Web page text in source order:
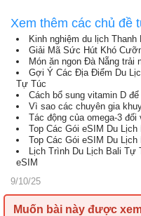
Xem thêm các chủ đề
Kinh nghiệm du lịch
Giải Mã Sức Hút Khó
Món ăn ngon Đà Nẵng trải
Gợi Ý Các Địa Điểm Du
Tự Túc
Cách bổ sung vitamin D
Vì sao các chuyên gia
Tác động của omega-3
Top Các Gói eSIM Du
Top Các Gói eSIM Du
Lịch Trình Du Lịch Bali Tự
eSIM
9/10/25
Muốn bài này được